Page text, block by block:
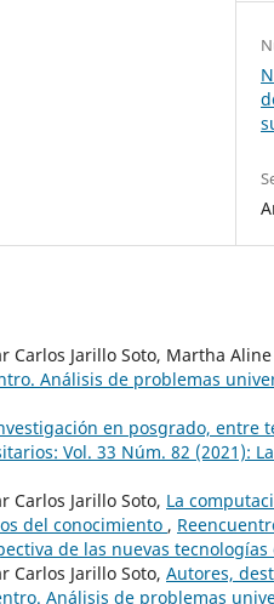
Jarillo Soto, Martha
Análisis de problemas
en posgrado, entre
Vol. 33 Núm. 82 (2021):
Carlos Jarillo Soto, La
del conocimiento ,
de las nuevas
Carlos Jarillo Soto, Autores,
Análisis de problemas